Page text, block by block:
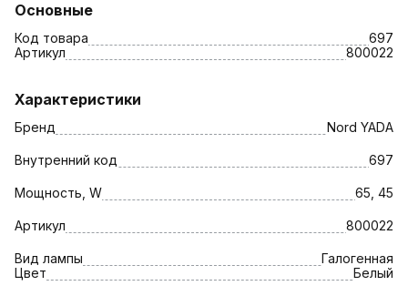
Основные
Код товара
697
Артикул
800022
Характеристики
Бренд Nord YADA
Внутренний код 697
Мощность, W 65, 45
Артикул 800022
Вид лампы
Галогенная
Цвет
Белый